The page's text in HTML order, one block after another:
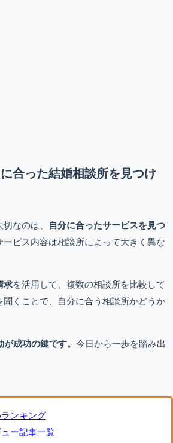
合った結婚相談所を見つけ
なのは、
自分に合ったサービスを見つ
ービス内容は相談所によって大きく異な
求を活用して、複数の相談所を比較して
くことで、自分に合う相談所かどうか
成功の鍵です。 今日から一歩を踏み出
ンキング
ー記事一覧